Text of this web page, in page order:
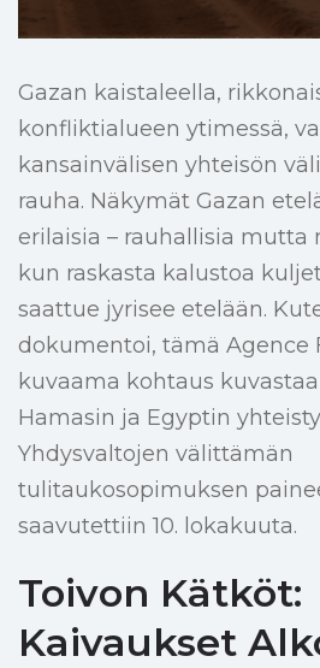
Gazan kaistaleella,
konfliktialueen ytimessä,
kansainvälisen yhteisön
rauha. Näkymät Gazan
erilaisia – rauhallisia mutta
kun raskasta kalustoa
saattue jyrisee etelään.
dokumentoi, tämä Agence
kuvaama kohtaus
Hamasin ja Egyptin
Yhdysvaltojen välittämän
tulitaukosopimuksen
saavutettiin 10. lokakuuta.
Toivon Kätköt:
Kaivaukset